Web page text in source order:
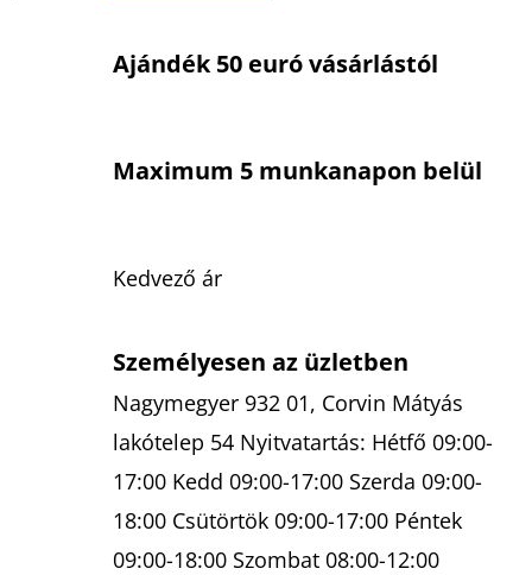
Ajándék 50 euró vásárlástól
Maximum 5 munkanapon belül
Kedvező ár
Személyesen az üzletben
Nagymegyer 932 01, Corvin Mátyás
lakótelep 54 Nyitvatartás: Hétfő 09:00-
17:00 Kedd 09:00-17:00 Szerda 09:00-
18:00 Csütörtök 09:00-17:00 Péntek
09:00-18:00 Szombat 08:00-12:00